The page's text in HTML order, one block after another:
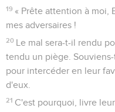
19 « Prête attention à moi,
mes adversaires !
20 Le mal sera-t-il rendu
tendu un piège.
pour intercéder en leur
d'eux.
21 C'est pourquoi, livre